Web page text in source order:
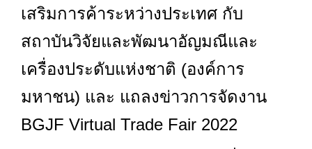
เสริมการค้าระหว่างประเทศ กับ
สถาบันวิจัยและพัฒนาอัญมณีและ
เครื่องประดับแห่งชาติ (องค์การ
มหาชน) และ แถลงข่าวการจัดงาน
BGJF Virtual Trade Fair 2022